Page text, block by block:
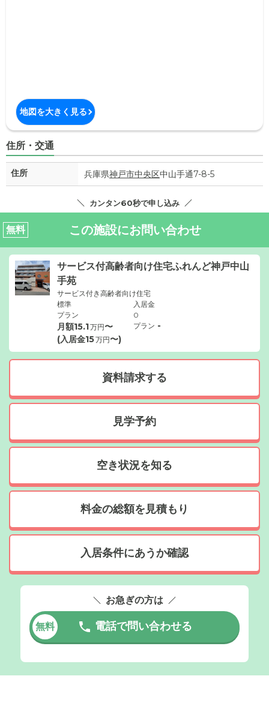
地図を大きく見る
住所・交通
住所 兵庫県神戸市中央区中山手通7-8-5
カンタン60秒で申し込み
無料 この施設にお問い合わせ
サービス付高齢者向け住宅ふれんど神戸中山
手苑
サービス付き高齢者向け住宅
標準
プラン
月額15.1万円〜
(入居金15万円〜)
入居金
0
プラン -
資料請求する
見学予約
空き状況を知る
料金の総額を見積もり
入居条件にあうか確認
お急ぎの方は
無料 電話で問い合わせる